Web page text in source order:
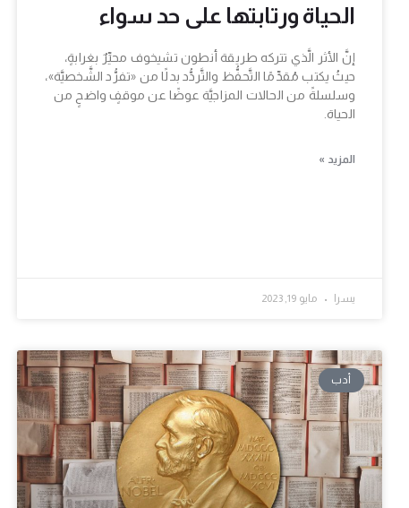
الحياة ورتابتها على حد سواء
إنَّ الأثر الَّذي تتركه طريقة أنطون تشيخوف محيِّرٌ بغرابةٍ،
حيثُ يكتب مُقدِّمًا التَّحفُّظ والتَّردُّد بدلًا من «تفرُّد الشَّخصيَّة»،
وسلسلةً من الحالات المزاجيَّة عوضًا عن موقفٍ واضحٍ من
الحياة.
المزيد »
يسرا مايو 19, 2023
أدب